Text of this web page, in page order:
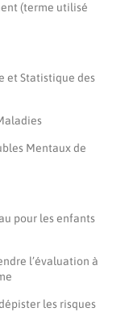
(terme utilisé
et Statistique des
Mentaux de
pour les enfants
l’évaluation à
les risques